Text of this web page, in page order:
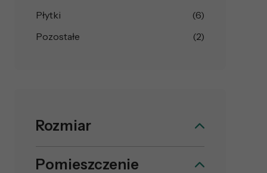
Płytki
(6)
Pozostałe
(2)
Rozmiar
Pomieszczenie